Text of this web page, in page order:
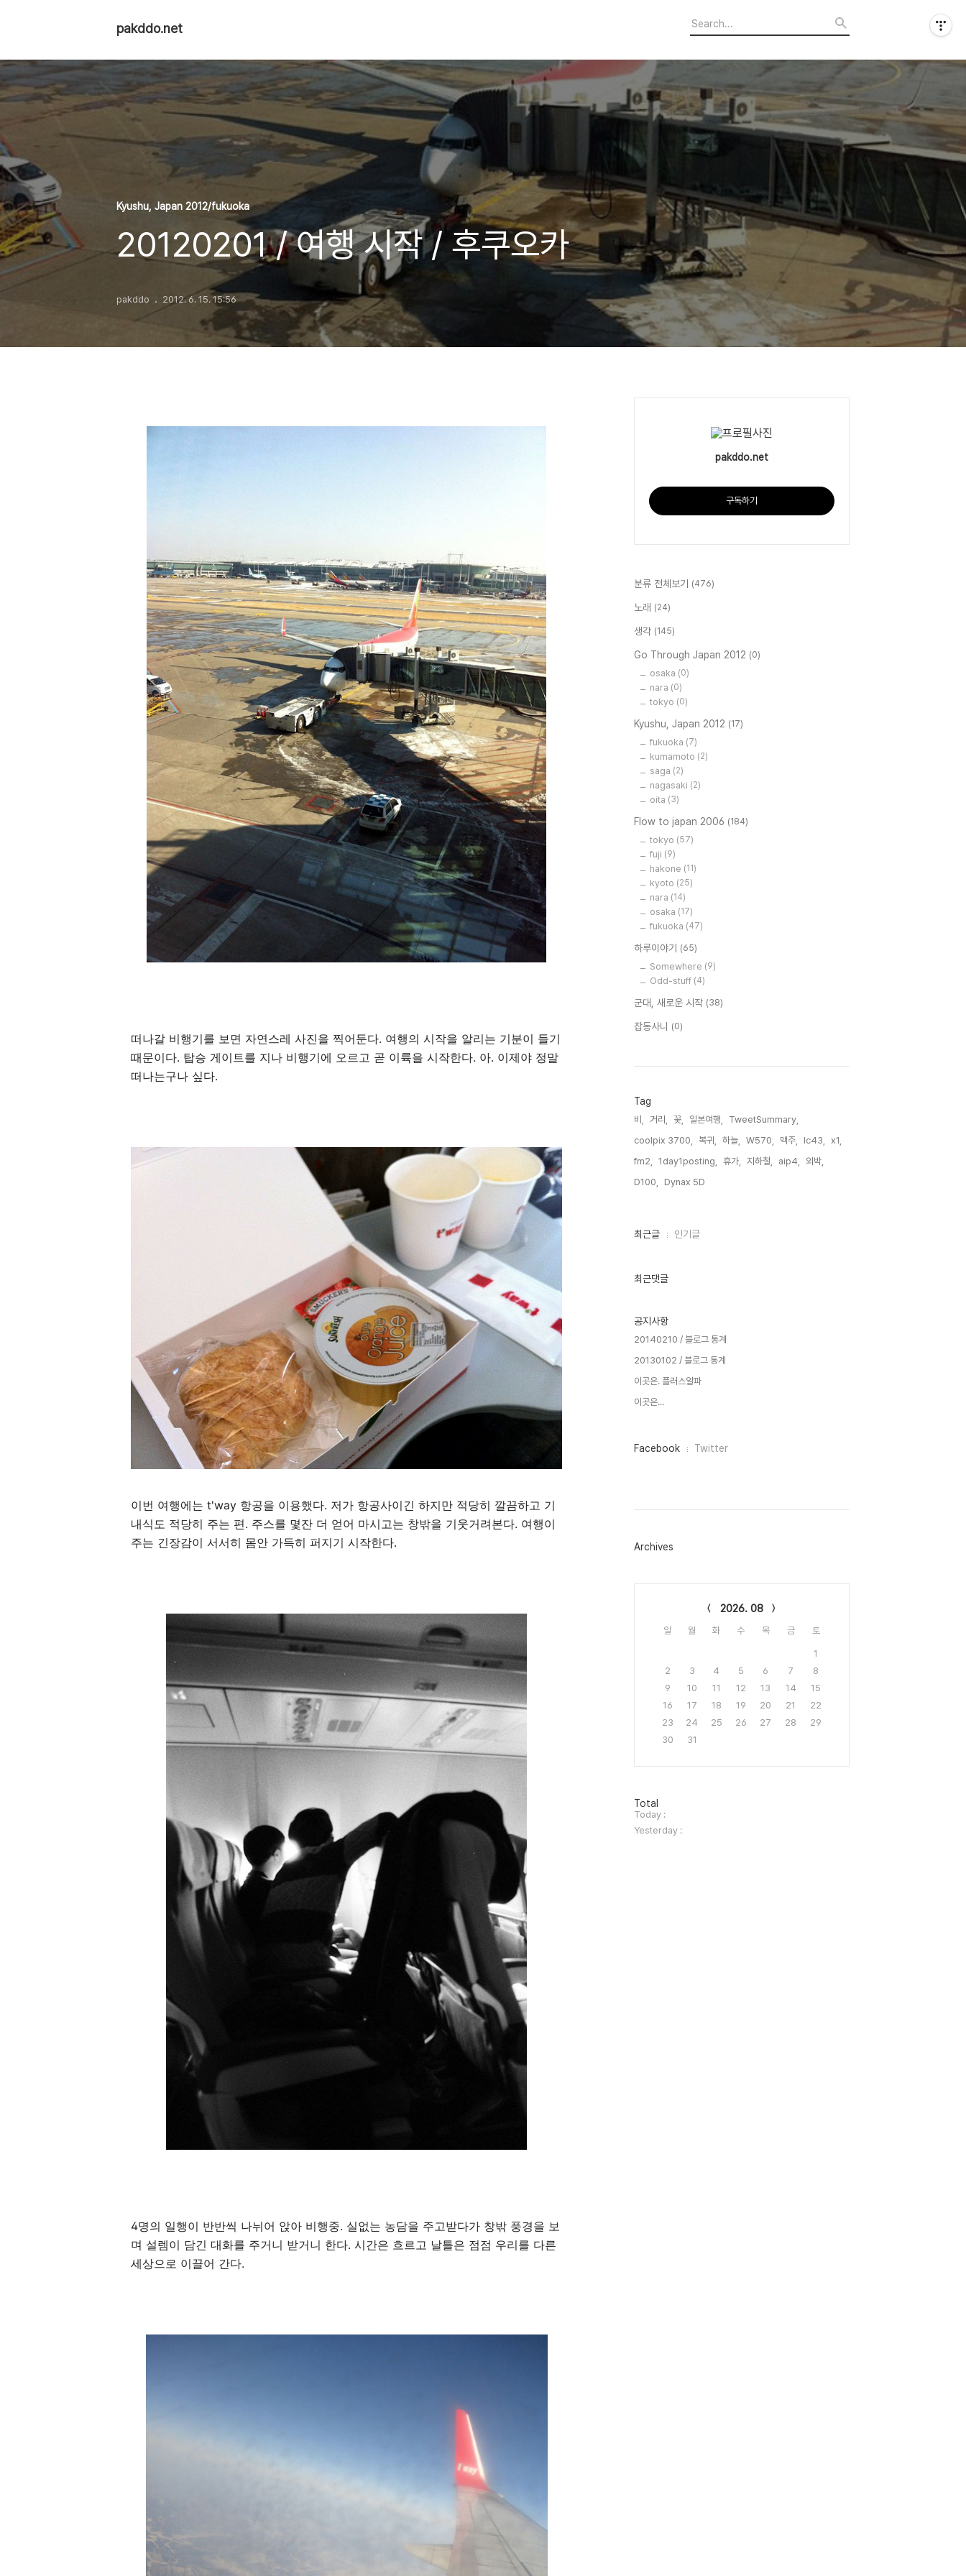
pakddo.net
Kyushu, Japan 2012/fukuoka
20120201 / 여행 시작 / 후쿠오카
pakddo 2012. 6. 15. 15:56
떠나갈 비행기를 보면 자연스레 사진을 찍어둔다. 여행의 시작을 알리는 기분이 들기
때문이다. 탑승 게이트를 지나 비행기에 오르고 곧 이륙을 시작한다. 아. 이제야 정말
떠나는구나 싶다.
이번 여행에는 t'way 항공을 이용했다. 저가 항공사이긴 하지만 적당히 깔끔하고 기
내식도 적당히 주는 편. 주스를 몇잔 더 얻어 마시고는 창밖을 기웃거려본다. 여행이
주는 긴장감이 서서히 몸안 가득히 퍼지기 시작한다.
4명의 일행이 반반씩 나뉘어 앉아 비행중. 실없는 농담을 주고받다가 창밖 풍경을 보
며 설렘이 담긴 대화를 주거니 받거니 한다. 시간은 흐르고 날틀은 점점 우리를 다른
세상으로 이끌어 간다.
pakddo.net
구독하기
분류 전체보기 (476)
노래 (24)
생각 (145)
Go Through Japan 2012 (0)
osaka (0)
nara (0)
tokyo (0)
Kyushu, Japan 2012 (17)
fukuoka (7)
kumamoto (2)
saga (2)
nagasaki (2)
oita (3)
Flow to japan 2006 (184)
tokyo (57)
fuji (9)
hakone (11)
kyoto (25)
nara (14)
osaka (17)
fukuoka (47)
하루이야기 (65)
Somewhere (9)
Odd-stuff (4)
군대, 새로운 시작 (38)
잡동사니 (0)
Tag
비, 거리, 꽃, 일본여행,
TweetSummary,
coolpix 3700,
복귀, 하늘, W570, 맥주, lc43,
x1,
fm2,
1day1posting, 휴가, 지하철, aip4,
외박,
D100,
Dynax 5D,
최
인
최근글 인기글
최근댓글
공지사항
20140210 / 블로그 통계
20130102 / 블로그 통계
이곳은. 플러스알파
이곳은...
페
그
Facebook Twitter
Archives
2026. 08
일 월 화 수 목 금 토
1
2
3 4 5 6 7
8
9
10 11 12 13 14
15
16
17 18 19 20 21
22
23
24 25 26 27 28
29
30
31
방
문
자
수
Total
Today :
Yesterday :